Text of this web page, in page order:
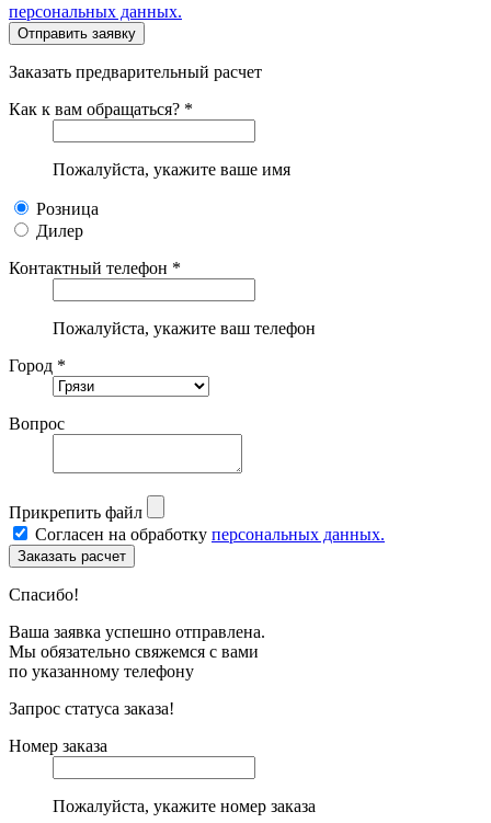
персональных данных.
Заказать предварительный расчет
Как к вам обращаться? *
Пожалуйста, укажите ваше имя
Розница
Дилер
Контактный телефон *
Пожалуйста, укажите ваш телефон
Город *
Вопрос
Прикрепить файл
Согласен на обработку персональных данных.
Спасибо!
Ваша заявка успешно отправлена.
Мы обязательно свяжемся с вами
по указанному телефону
Запрос статуса заказа!
Номер заказа
Пожалуйста, укажите номер заказа